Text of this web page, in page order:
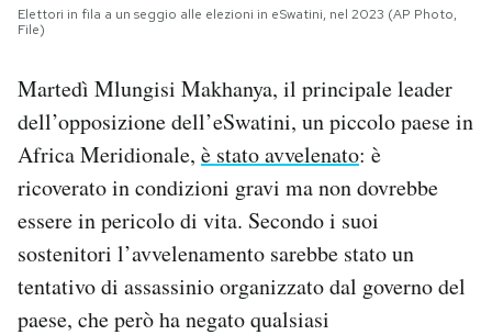
CALENDARIO
Area Personale
Newsletter
Notifiche mobile
Elettori in fila a un seggio alle elezioni in eSwatini, nel 2023 (AP Photo,
File)
Martedì Mlungisi Makhanya, il principale leader
dell’opposizione dell’eSwatini, un piccolo paese in
Africa Meridionale, è stato avvelenato: è
ricoverato in condizioni gravi ma non dovrebbe
essere in pericolo di vita. Secondo i suoi
sostenitori l’avvelenamento sarebbe stato un
tentativo di assassinio organizzato dal governo del
paese, che però ha negato qualsiasi